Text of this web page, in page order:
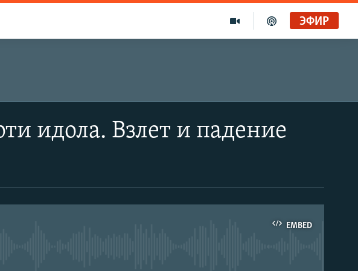
ЭФИР
идола. Взлет и падение
EMBED